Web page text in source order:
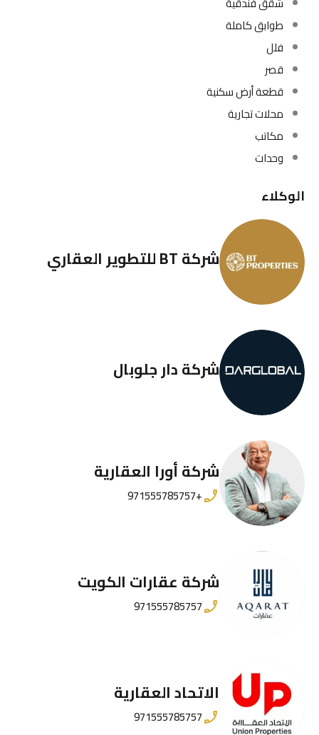
طوابق كاملة
فلل
قصر
قطعة أرض سكنية
محلات تجارية
مكاتب
وحدات
الوكلاء
شركة BT للتطوير العقاري
شركة دار جلوبال
شركة أورا العقارية
+971555785757
شركة عقارات الكويت
971555785757
الاتحاد العقارية
971555785757